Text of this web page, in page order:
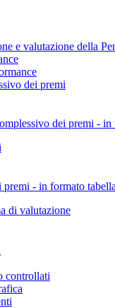
e valutazione della
dei premi
dei premi - in
- in formato
di valutazione
controllati